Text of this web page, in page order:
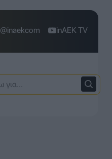
@inaekcom inAEK TV